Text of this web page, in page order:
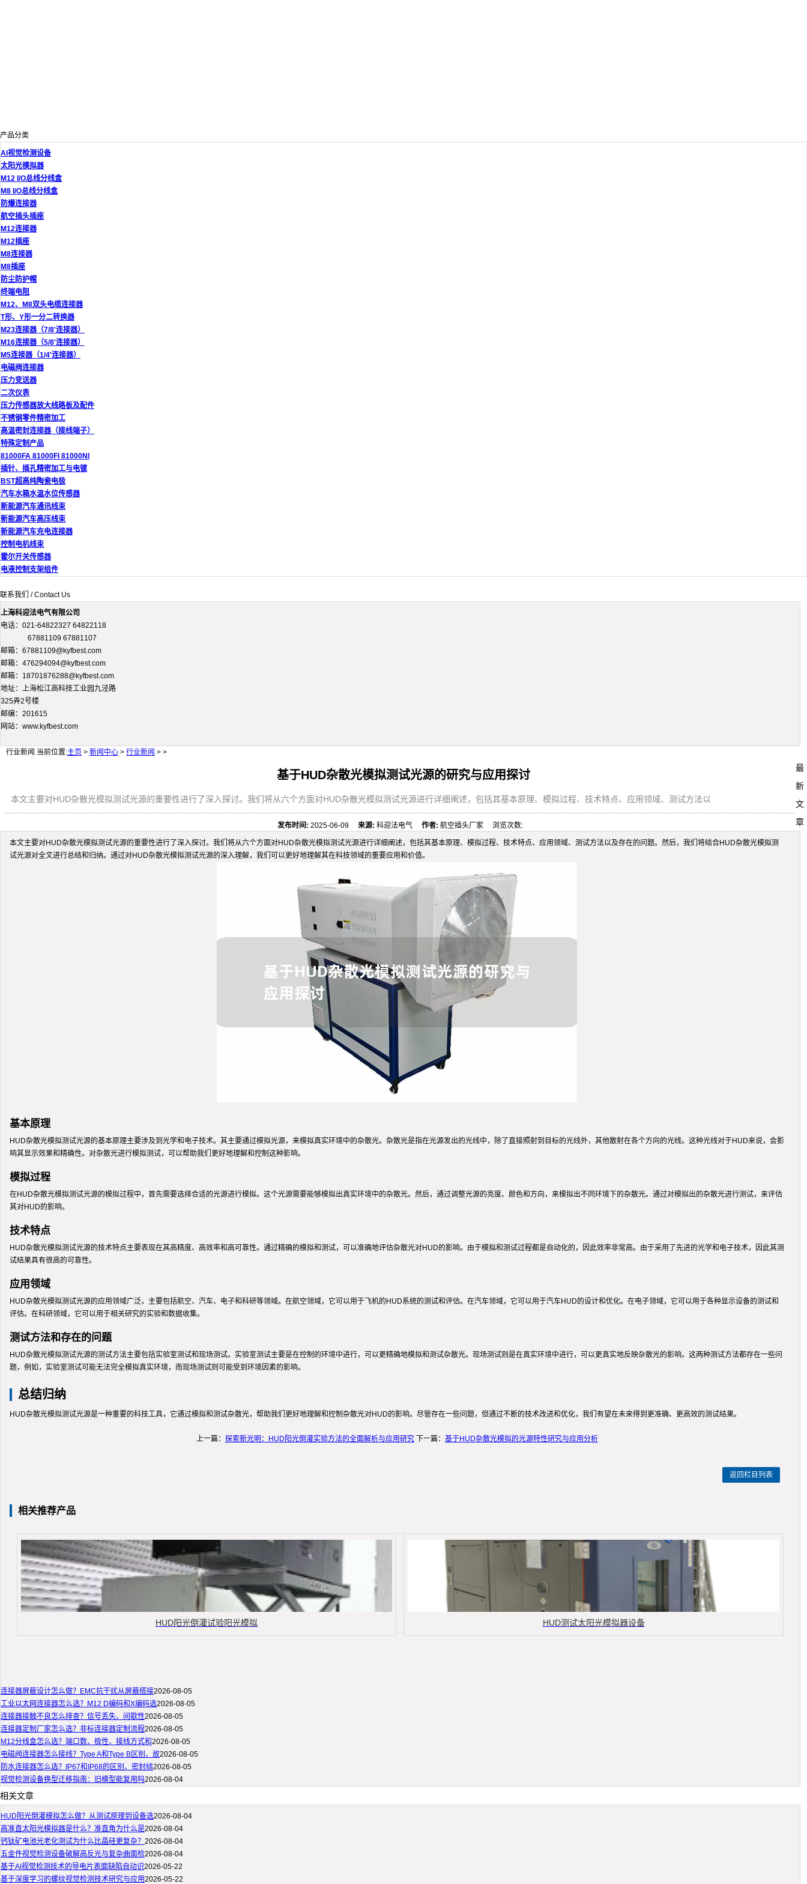
产品分类
AI视觉检测设备
太阳光模拟器
M12 I/O总线分线盒
M8 I/O总线分线盒
防爆连接器
航空插头插座
M12连接器
M12插座
M8连接器
M8插座
防尘防护帽
终端电阻
M12、M8双头电缆连接器
T形、Y形一分二转换器
M23连接器（7/8'连接器）
M16连接器（5/8'连接器）
M5连接器（1/4'连接器）
电磁阀连接器
压力变送器
二次仪表
压力传感器放大线路板及配件
不锈钢零件精密加工
高温密封连接器（接线端子）
特殊定制产品
81000FA 81000FI 81000NI
插针、插孔精密加工与电镀
BST超高纯陶瓷电极
汽车水箱水温水位传感器
新能源汽车通讯线束
新能源汽车高压线束
新能源汽车充电连接器
控制电机线束
霍尔开关传感器
电液控制支架组件
联系我们 / Contact Us
上海科迎法电气有限公司
电话：021-64822327 64822118
67881109 67881107
邮箱：67881109@kyfbest.com
邮箱：476294094@kyfbest.com
邮箱：18701876288@kyfbest.com
地址：上海松江高科技工业园九泾路
325弄2号楼
邮编：201615
网站：www.kyfbest.com
行业新闻 当前位置:主页 > 新闻中心 > 行业新闻 > >
基于HUD杂散光模拟测试光源的研究与应用探讨
本文主要对HUD杂散光模拟测试光源的重要性进行了深入探讨。我们将从六个方面对HUD杂散光模拟测试光源进行详细阐述，包括其基本原理、模拟过程、技术特点、应用领域、测试方法以
发布时间: 2025-06-09来源: 科迎法电气作者: 航空插头厂家 浏览次数:
本文主要对HUD杂散光模拟测试光源的重要性进行了深入探讨。我们将从六个方面对HUD杂散光模拟测试光源进行详细阐述，包括其基本原理、模拟过程、技术特点、应用领域、测试方法以及存在的问题。然后，我们将结合HUD杂散光模拟测
试光源对全文进行总结和归纳。通过对HUD杂散光模拟测试光源的深入理解，我们可以更好地理解其在科技领域的重要应用和价值。
基本原理
HUD杂散光模拟测试光源的基本原理主要涉及到光学和电子技术。其主要通过模拟光源，来模拟真实环境中的杂散光。杂散光是指在光源发出的光线中，除了直接照射到目标的光线外，其他散射在各个方向的光线。这种光线对于HUD来说，会影
响其显示效果和精确性。对杂散光进行模拟测试，可以帮助我们更好地理解和控制这种影响。
模拟过程
在HUD杂散光模拟测试光源的模拟过程中，首先需要选择合适的光源进行模拟。这个光源需要能够模拟出真实环境中的杂散光。然后，通过调整光源的亮度、颜色和方向，来模拟出不同环境下的杂散光。通过对模拟出的杂散光进行测试，来评估
其对HUD的影响。
技术特点
HUD杂散光模拟测试光源的技术特点主要表现在其高精度、高效率和高可靠性。通过精确的模拟和测试，可以准确地评估杂散光对HUD的影响。由于模拟和测试过程都是自动化的，因此效率非常高。由于采用了先进的光学和电子技术，因此其测
试结果具有很高的可靠性。
应用领域
HUD杂散光模拟测试光源的应用领域广泛，主要包括航空、汽车、电子和科研等领域。在航空领域，它可以用于飞机的HUD系统的测试和评估。在汽车领域，它可以用于汽车HUD的设计和优化。在电子领域，它可以用于各种显示设备的测试和
评估。在科研领域，它可以用于相关研究的实验和数据收集。
测试方法和存在的问题
HUD杂散光模拟测试光源的测试方法主要包括实验室测试和现场测试。实验室测试主要是在控制的环境中进行，可以更精确地模拟和测试杂散光。现场测试则是在真实环境中进行，可以更真实地反映杂散光的影响。这两种测试方法都存在一些问
题，例如，实验室测试可能无法完全模拟真实环境，而现场测试则可能受到环境因素的影响。
总结归纳
HUD杂散光模拟测试光源是一种重要的科技工具，它通过模拟和测试杂散光，帮助我们更好地理解和控制杂散光对HUD的影响。尽管存在一些问题，但通过不断的技术改进和优化，我们有望在未来得到更准确、更高效的测试结果。
上一篇： 探索新光明：HUD阳光倒灌实验方法的全面解析与应用研究下一篇： 基于HUD杂散光模拟的光源特性研究与应用分析
返回栏目列表
相关推荐产品
HUD阳光倒灌试验阳光模拟 HUD测试太阳光模拟器设备
最
新
文
章
连接器屏蔽设计怎么做？EMC抗干扰从屏蔽搭接2026-08-05
工业以太网连接器怎么选？M12 D编码和X编码选2026-08-05
连接器接触不良怎么排查？信号丢失、间歇性2026-08-05
连接器定制厂家怎么选？非标连接器定制流程2026-08-05
M12分线盒怎么选？端口数、极性、接线方式和2026-08-05
电磁阀连接器怎么接线？Type A和Type B区别、故2026-08-05
防水连接器怎么选？IP67和IP68的区别、密封结2026-08-05
视觉检测设备换型迁移指南：旧模型能复用吗2026-08-04
相关文章
HUD阳光倒灌模拟怎么做？从测试原理到设备选2026-08-04
高准直太阳光模拟器是什么？准直角为什么是2026-08-04
钙钛矿电池光老化测试为什么比晶硅更复杂？ 2026-08-04
五金件视觉检测设备破解高反光与复杂曲面检2026-08-04
基于AI视觉检测技术的导电片表面缺陷自动识2026-05-22
基于深度学习的螺纹视觉检测技术研究与应用2026-05-22